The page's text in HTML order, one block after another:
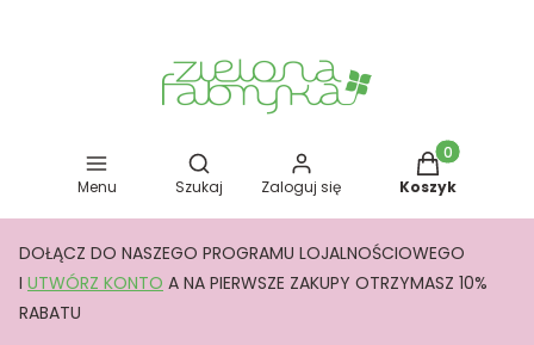
Menu
Otwórz wyszukiwarkę
Szukaj Zaloguj się
Produkty w
Koszyk
DOŁĄCZ DO NASZEGO PROGRAMU LOJALNOŚCIOWEGO
I UTWÓRZ KONTO A NA PIERWSZE ZAKUPY OTRZYMASZ 10%
RABATU